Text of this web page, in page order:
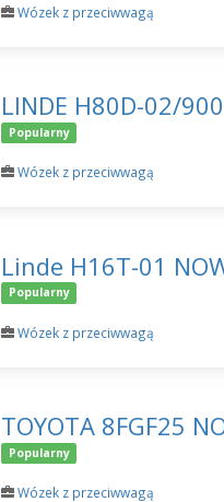
Wózek z przeciwwagą
LINDE H80D-02/900
Popularny
Wózek z przeciwwagą
Linde H16T-01
Popularny
Wózek z przeciwwagą
TOYOTA 8FGF25
Popularny
Wózek z przeciwwagą